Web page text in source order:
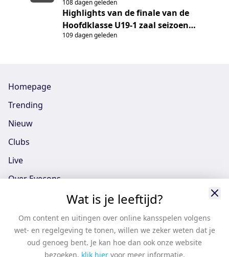
LDODK/Rinsma Modeplein U19-1 -
GG/Ronald MCDonald Huis Emma U19-
1
108 dagen geleden
Highlights van de finale van de
Hoofdklasse U19-1 zaal seizoen
2025/2026, tussen LDODK/Rinsma
109 dagen geleden
Homepage
Trending
Nieuw
Clubs
Live
Over Eyecons
Eyecons App - iOS
Eyecons App - Android
Vacatures
Wat is je leeftijd?
Om content en uitingen over online kansspelen volgens
wet- en regelgeving te tonen, willen we zeker weten dat je
oud genoeg bent. Je kan hoe dan ook onze website
bezoeken, klik hier voor meer informatie.